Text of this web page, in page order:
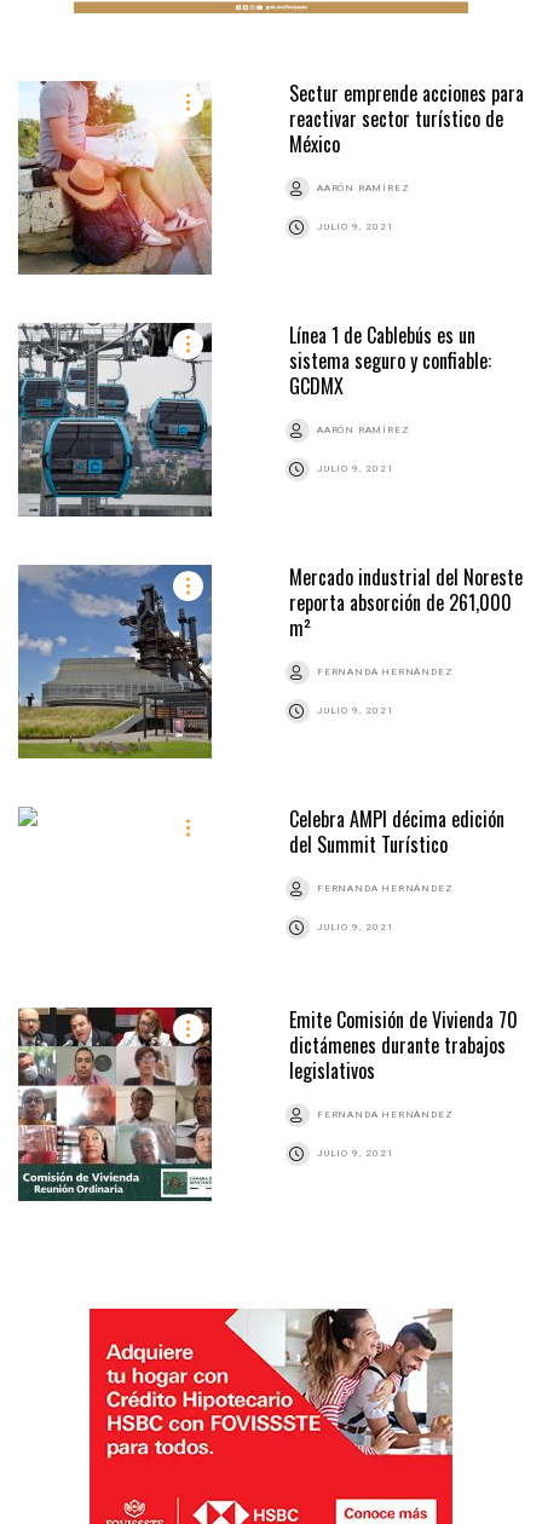
Sectur emprende acciones para
reactivar sector turístico de
México
AARÓN RAMÍREZ
JULIO 9, 2021
Línea 1 de Cablebús es un
sistema seguro y confiable:
GCDMX
AARÓN RAMÍREZ
JULIO 9, 2021
Mercado industrial del Noreste
reporta absorción de 261,000
m²
FERNANDA HERNÁNDEZ
JULIO 9, 2021
Celebra AMPI décima edición
del Summit Turístico
FERNANDA HERNÁNDEZ
JULIO 9, 2021
Emite Comisión de Vivienda 70
dictámenes durante trabajos
legislativos
FERNANDA HERNÁNDEZ
JULIO 9, 2021